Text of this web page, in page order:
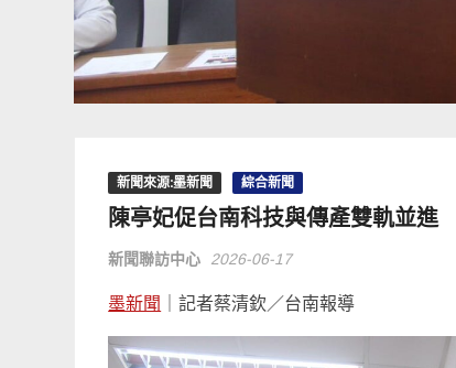
新聞來源:墨新聞 綜合新聞
陳亭妃促台南科技與傳產雙軌並進
新聞聯訪中心 2026-06-17
墨新聞 ｜記者蔡清欽／台南報導